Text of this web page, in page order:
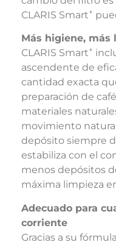
CLARIS Smart+
Más higiene, más
CLARIS Smart+
ascendente de
cantidad exacta
preparación de
materiales
movimiento
depósito siempre
estabiliza con el
menos depósitos
máxima limpieza
Adecuado para
corriente
Gracias a su